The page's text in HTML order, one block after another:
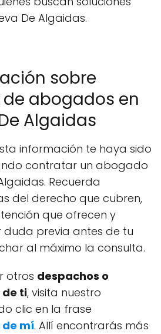
De Algaidas.
sobre
abogados en
Algaidas
información te haya sido
contratar un abogado
Recuerda
del derecho que cubren,
que ofrecen y
duda previa antes de tu
al máximo la consulta.
otros despachos o
ti, visita nuestro
clic en la frase
mí. Allí encontrarás más